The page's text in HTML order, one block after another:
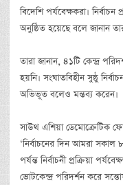
বিদেশি পর্যবেক্ষকরা।
অনুষ্ঠিত হয়েছে বলে জানান
তারা জানান, ৪১টি কেন্দ্র
হয়নি। সংঘাতবিহীন সুষ্ঠু
অভিভূত বলেও মন্তব্য করেন।
সাউথ এশিয়া ডেমোক্রেটিক
‘নির্বাচনের দিন আমরা
পর্যন্ত নির্বাচনী প্রক্রিয়া
ভোটকেন্দ্র পরিদর্শন করে